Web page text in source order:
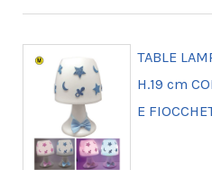
TABLE
H.19 cm
E